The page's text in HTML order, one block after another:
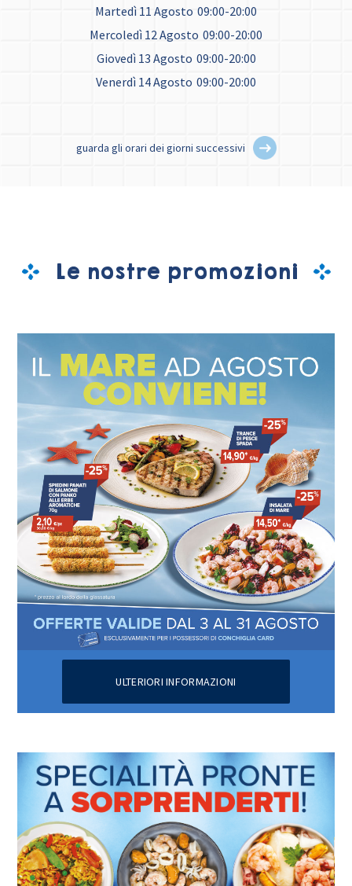
Martedì 11 Agosto 09:00-20:00
Mercoledì 12 Agosto 09:00-20:00
Giovedì 13 Agosto 09:00-20:00
Venerdì 14 Agosto 09:00-20:00
guarda gli orari dei giorni successivi
Le nostre promozioni
ULTERIORI INFORMAZIONI